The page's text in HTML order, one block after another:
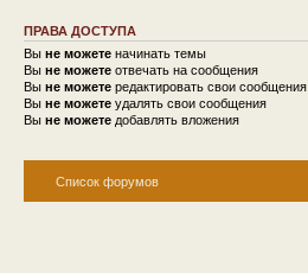
ПРАВА ДОСТУПА
Вы не можете начинать темы
Вы не можете отвечать на сообщения
Вы не можете редактировать свои сообщения
Вы не можете удалять свои сообщения
Вы не можете добавлять вложения
Список форумов